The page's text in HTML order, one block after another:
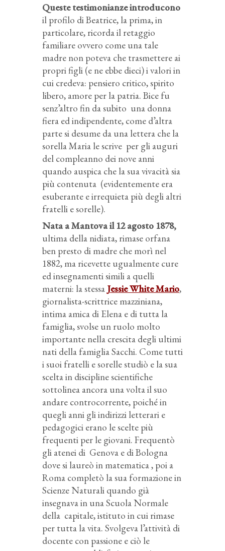
Queste testimonianze introducono
il profilo di Beatrice, la prima, in
particolare, ricorda il retaggio
familiare ovvero come una tale
madre non poteva che trasmettere ai
propri figli (e ne ebbe dieci) i valori in
cui credeva: pensiero critico, spirito
libero, amore per la patria. Bice fu
senz’altro fin da subito una donna
fiera ed indipendente, come d’altra
parte si desume da una lettera che la
sorella Maria le scrive per gli auguri
del compleanno dei nove anni
quando auspica che la sua vivacità sia
più contenuta (evidentemente era
esuberante e irrequieta più degli altri
fratelli e sorelle).
Nata a Mantova il 12 agosto 1878,
ultima della nidiata, rimase orfana
ben presto di madre che morì nel
1882, ma ricevette ugualmente cure
ed insegnamenti simili a quelli
materni: la stessa Jessie White Mario,
giornalista-scrittrice mazziniana,
intima amica di Elena e di tutta la
famiglia, svolse un ruolo molto
importante nella crescita degli ultimi
nati della famiglia Sacchi. Come tutti
i suoi fratelli e sorelle studiò e la sua
scelta in discipline scientifiche
sottolinea ancora una volta il suo
andare controcorrente, poiché in
quegli anni gli indirizzi letterari e
pedagogici erano le scelte più
frequenti per le giovani. Frequentò
gli atenei di Genova e di Bologna
dove si laureò in matematica , poi a
Roma completò la sua formazione in
Scienze Naturali quando già
insegnava in una Scuola Normale
della capitale, istituto in cui rimase
per tutta la vita. Svolgeva l’attività di
docente con passione e ciò le